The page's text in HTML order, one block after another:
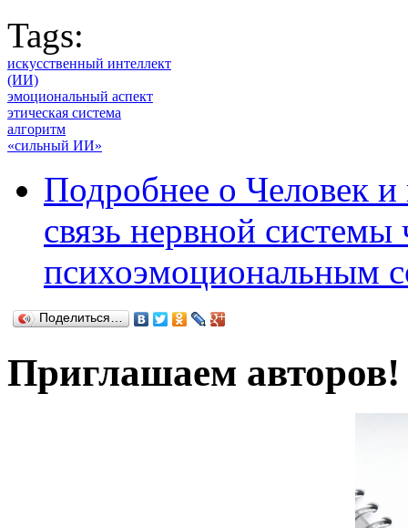
Tags:
искусственный интеллект
(ИИ)
эмоциональный аспект
этическая система
алгоритм
«сильный ИИ»
Подробнее о Человек и
связь нервной системы
психоэмоциональным
Поделиться…
Приглашаем авторов!